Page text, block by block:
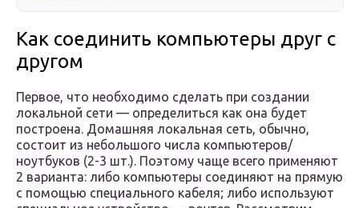
Как соединить компьютеры друг с
другом
Первое, что необходимо сделать при создании
локальной сети — определиться как она будет
построена. Домашняя локальная сеть, обычно,
состоит из небольшого числа компьютеров/
ноутбуков (2-3 шт.). Поэтому чаще всего применяют
2 варианта: либо компьютеры соединяют на прямую
с помощью специального кабеля; либо используют